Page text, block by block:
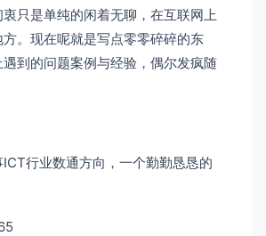
只是单纯的闲着无聊，在互联网上
。现在呢就是写点零零碎碎的东
到的问题案例与经验，偶尔发疯随
行业数通方向，一个勤勤恳恳的